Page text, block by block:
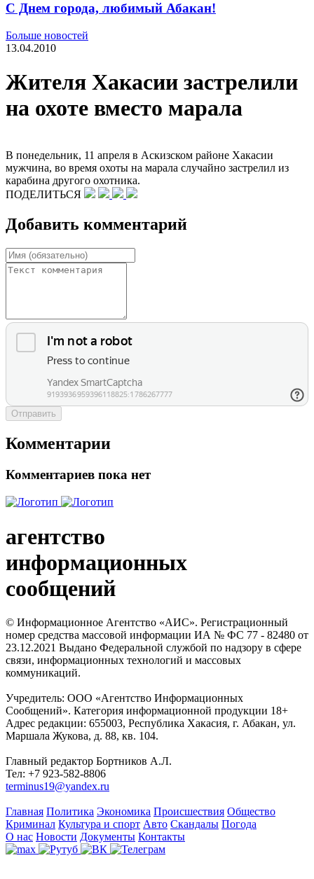
С Днем города, любимый Абакан!
Больше новостей
13.04.2010
Жителя Хакасии застрелили
на охоте вместо марала
В понедельник, 11 апреля в Аскизском районе Хакасии
мужчина, во время охоты на марала случайно застрелил из
карабина другого охотника.
ПОДЕЛИТЬСЯ
Добавить комментарий
Отправить
Комментарии
Комментариев пока нет
агентство
информационных
сообщений
© Информационное Агентство «АИС». Регистрационный
номер средства массовой информации ИА № ФС 77 - 82480 от
23.12.2021 Выдано Федеральной службой по надзору в сфере
связи, информационных технологий и массовых
коммуникаций.
Учредитель: ООО «Агентство Информационных
Сообщений». Категория информационной продукции 18+
Адрес редакции: 655003, Республика Хакасия, г. Абакан, ул.
Маршала Жукова, д. 88, кв. 104.
Главный редактор Бортников А.Л.
Тел: +7 923-582-8806
terminus19@yandex.ru
Главная Политика Экономика Происшествия Общество
Криминал Культура и спорт Авто Скандалы Погода
О нас Новости Документы Контакты